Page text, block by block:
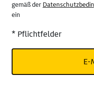
gemäß der
ein
* Pflichtfelder
E-